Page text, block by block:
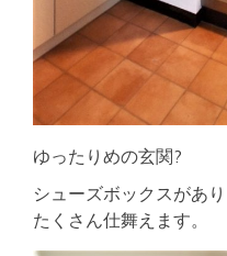
ゆったりめの玄関?
シューズボックスがあ
たくさん仕舞えます。